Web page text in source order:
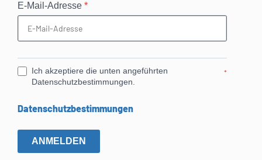
E-Mail-Adresse *
Ich akzeptiere die unten angeführten
Datenschutzbestimmungen.
*
Datenschutzbestimmungen
ANMELDEN